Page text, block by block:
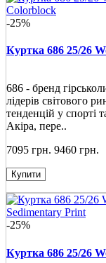
-25%
Куртка 686 25/26
686 - бренд
лідерів світового
тенденцій у спорті
Акіра, пере..
7095 грн. 9460 грн.
Купити
-25%
Куртка 686 25/26